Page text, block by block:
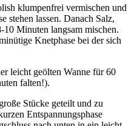
klumpenfrei vermischen und
stehen lassen. Danach Salz,
Minuten langsam mischen.
Knetphase bei der sich
leicht geölten Wanne für 60
falten!).
Stücke geteilt und zu
Entspannungsphase